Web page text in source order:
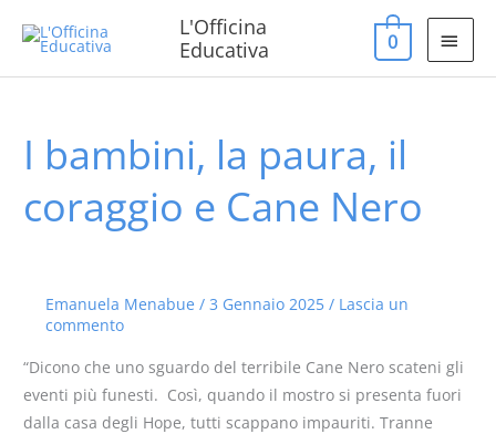
L'Officina
Educativa
0
I bambini, la paura, il
coraggio e Cane Nero
Emanuela Menabue / 3 Gennaio 2025 / Lascia un
commento
“Dicono che uno sguardo del terribile Cane Nero scateni gli
eventi più funesti. Così, quando il mostro si presenta fuori
dalla casa degli Hope, tutti scappano impauriti. Tranne
bambini,
la
paura,
Cane
Nero